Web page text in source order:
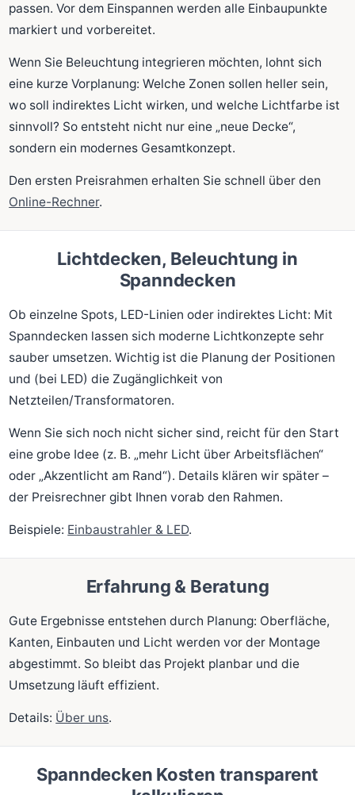
passen. Vor dem Einspannen werden alle Einbaupunkte
markiert und vorbereitet.
Wenn Sie Beleuchtung integrieren möchten, lohnt sich
eine kurze Vorplanung: Welche Zonen sollen heller sein,
wo soll indirektes Licht wirken, und welche Lichtfarbe ist
sinnvoll? So entsteht nicht nur eine „neue Decke“,
sondern ein modernes Gesamtkonzept.
Den ersten Preisrahmen erhalten Sie schnell über den
Online-Rechner.
Lichtdecken, Beleuchtung in
Spanndecken
Ob einzelne Spots, LED-Linien oder indirektes Licht: Mit
Spanndecken lassen sich moderne Lichtkonzepte sehr
sauber umsetzen. Wichtig ist die Planung der Positionen
und (bei LED) die Zugänglichkeit von
Netzteilen/Transformatoren.
Wenn Sie sich noch nicht sicher sind, reicht für den Start
eine grobe Idee (z. B. „mehr Licht über Arbeitsflächen“
oder „Akzentlicht am Rand“). Details klären wir später –
der Preisrechner gibt Ihnen vorab den Rahmen.
Beispiele: Einbaustrahler & LED.
Erfahrung & Beratung
Gute Ergebnisse entstehen durch Planung: Oberfläche,
Kanten, Einbauten und Licht werden vor der Montage
abgestimmt. So bleibt das Projekt planbar und die
Umsetzung läuft effizient.
Details: Über uns.
Spanndecken Kosten transparent